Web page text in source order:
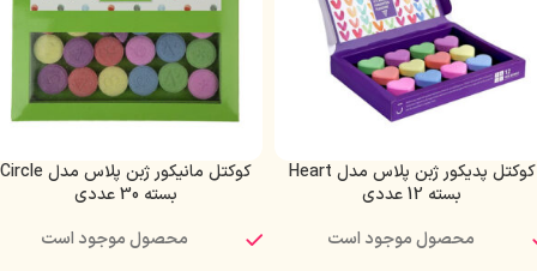
کوکتل پدیکور ژبن پلاس مدل Heart
بسته 12 عددی
محصول موجود است
کوکتل مانیکور ژبن پلاس مدل Circle
بسته 30 عددی
محصول موجود است